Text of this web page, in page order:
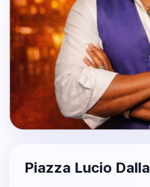
Piazza Lucio Dalla